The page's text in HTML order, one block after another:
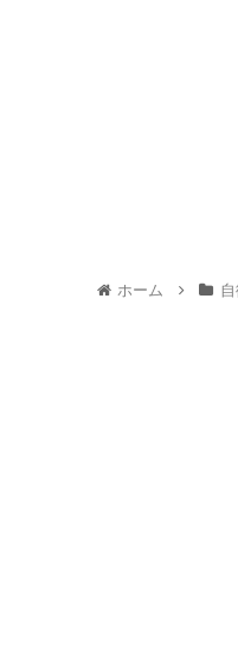
ホーム